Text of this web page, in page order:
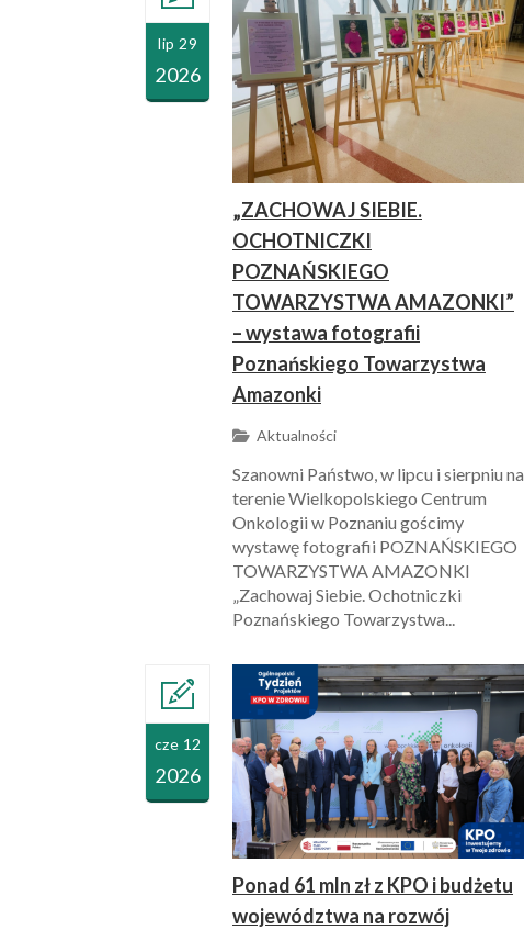
lip 29
2026
„ZACHOWAJ SIEBIE.
OCHOTNICZKI
POZNAŃSKIEGO
TOWARZYSTWA AMAZONKI”
– wystawa fotografii
Poznańskiego Towarzystwa
Amazonki
Aktualności
Szanowni Państwo, w lipcu i sierpniu na
terenie Wielkopolskiego Centrum
Onkologii w Poznaniu gościmy
wystawę fotografii POZNAŃSKIEGO
TOWARZYSTWA AMAZONKI
„Zachowaj Siebie. Ochotniczki
Poznańskiego Towarzystwa...
cze 12
2026
Ponad 61 mln zł z KPO i budżetu
województwa na rozwój